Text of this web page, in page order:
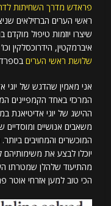
פראדש מדרך השחיתות
ראשי הערים הברזילאים
שיצרו יוזמות טיפול מוקדם
איברמקטין, הידרוכסלקין
שלושת ראשי הערים
אני מאמין שהדגש של
המרכזי באחד הקמפיינים
ההישג של יוגי אדיטיאנת
משאבים אנושיים ומוסדיים
המוכשרים והמחויבים
יוכלו לבצע את
מהתיעוד שלהלן שמטרתו
הכי טוב למען אזרחי אוטר